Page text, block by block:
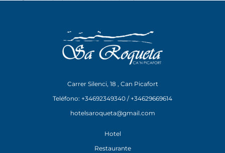
Carrer Silenci, 18 , Can Picafort
Teléfono: +34692349340 / +34629669614
hotelsaroqueta@gmail.com
Hotel
Restaurante